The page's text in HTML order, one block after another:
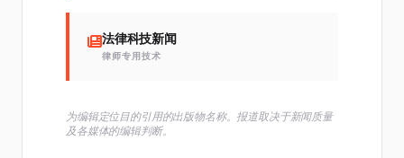
法律科技新闻
律师专用技术
为编辑定位目的引用的出版物名称。报道取决于新闻质量
及各媒体的编辑判断。